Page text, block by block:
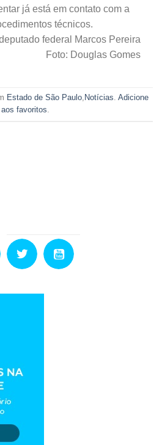
já está em contato com a
técnicos.
federal Marcos Pereira
Foto: Douglas Gomes
Estado de São Paulo, Notícias. Adicione
aos favoritos.